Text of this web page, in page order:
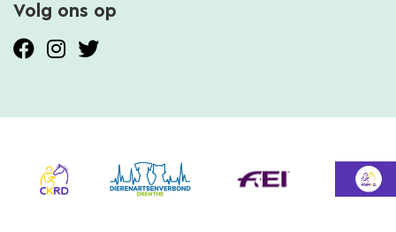
Volg ons op